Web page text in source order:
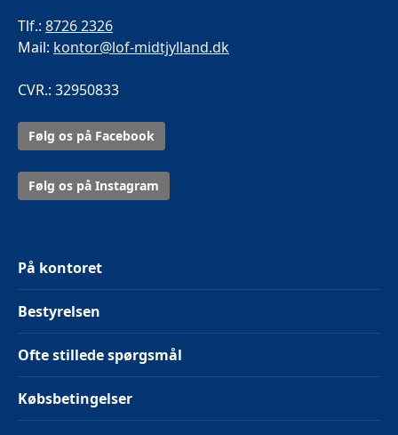
Tlf.: 8726 2326
Mail: kontor@lof-midtjylland.dk
CVR.: 32950833
Følg os på Facebook
Følg os på Instagram
På kontoret
Bestyrelsen
Ofte stillede spørgsmål
Købsbetingelser